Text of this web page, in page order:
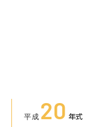
平成 20 年式